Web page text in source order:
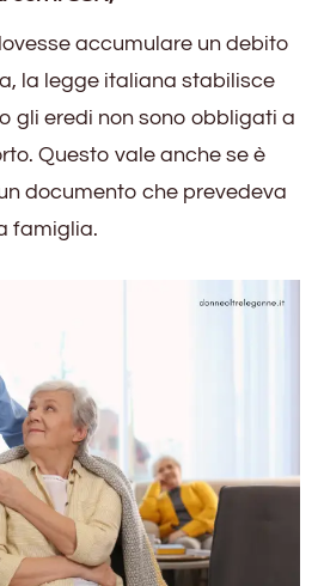
accumulare un debito
la legge italiana stabilisce
gli eredi non sono obbligati a
Questo vale anche se è
documento che prevedeva
famiglia.